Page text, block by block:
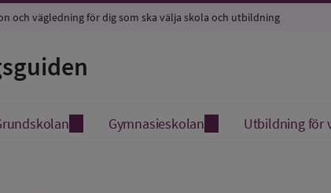
och vägledning för dig som ska välja skola och utbildning
Gymnasieskolan Utbildning för